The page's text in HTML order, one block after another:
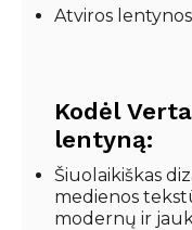
Atviros
Kodėl
lentyną:
Šiuolaikiškas
medienos
modernų ir